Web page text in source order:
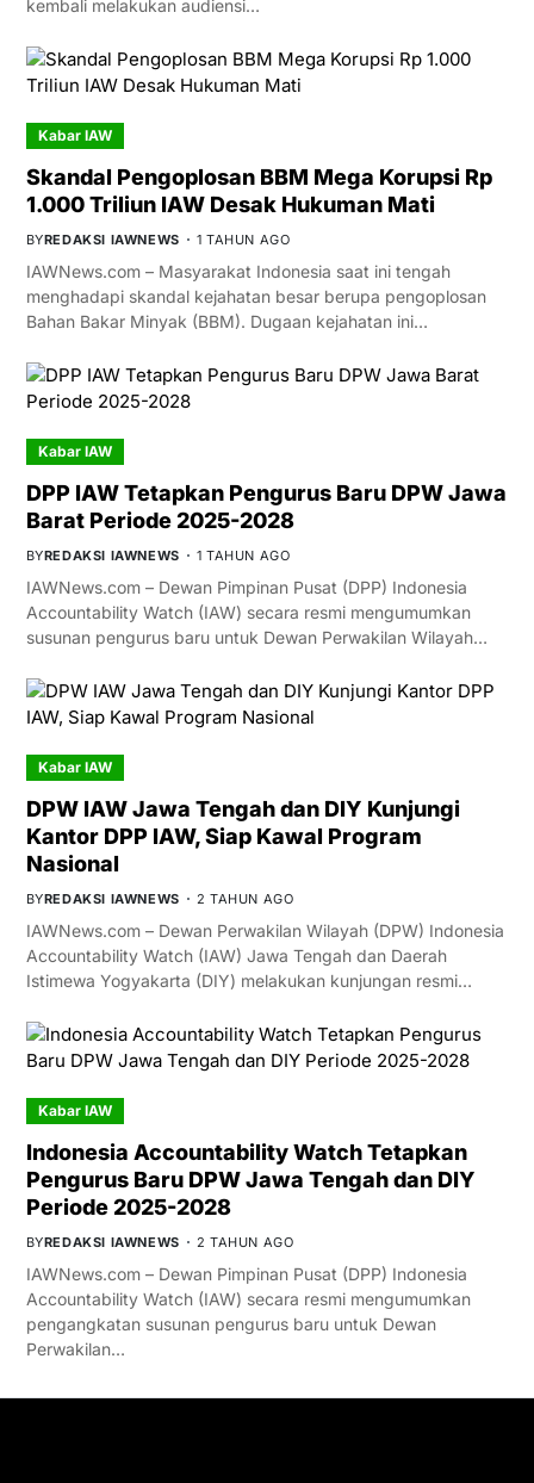
kembali melakukan audiensi…
Kabar IAW
Skandal Pengoplosan BBM Mega Korupsi Rp
1.000 Triliun IAW Desak Hukuman Mati
BYREDAKSI IAWNEWS 1 TAHUN AGO
IAWNews.com – Masyarakat Indonesia saat ini tengah
menghadapi skandal kejahatan besar berupa pengoplosan
Bahan Bakar Minyak (BBM). Dugaan kejahatan ini…
Kabar IAW
DPP IAW Tetapkan Pengurus Baru DPW Jawa
Barat Periode 2025-2028
BYREDAKSI IAWNEWS 1 TAHUN AGO
IAWNews.com – Dewan Pimpinan Pusat (DPP) Indonesia
Accountability Watch (IAW) secara resmi mengumumkan
susunan pengurus baru untuk Dewan Perwakilan Wilayah…
Kabar IAW
DPW IAW Jawa Tengah dan DIY Kunjungi
Kantor DPP IAW, Siap Kawal Program
Nasional
BYREDAKSI IAWNEWS 2 TAHUN AGO
IAWNews.com – Dewan Perwakilan Wilayah (DPW) Indonesia
Accountability Watch (IAW) Jawa Tengah dan Daerah
Istimewa Yogyakarta (DIY) melakukan kunjungan resmi…
Kabar IAW
Indonesia Accountability Watch Tetapkan
Pengurus Baru DPW Jawa Tengah dan DIY
Periode 2025-2028
BYREDAKSI IAWNEWS 2 TAHUN AGO
IAWNews.com – Dewan Pimpinan Pusat (DPP) Indonesia
Accountability Watch (IAW) secara resmi mengumumkan
pengangkatan susunan pengurus baru untuk Dewan
Perwakilan…